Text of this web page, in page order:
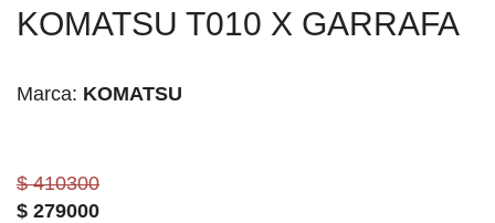
KOMATSU T010 X GARRAFA
Marca: KOMATSU
$ 410300
$ 279000